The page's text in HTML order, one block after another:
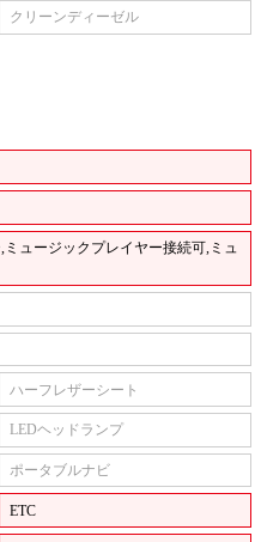
クリーンディーゼル
ュージックプレイヤー接続可,ミュ
ハーフレザーシート
LEDヘッドランプ
ポータブルナビ
ETC